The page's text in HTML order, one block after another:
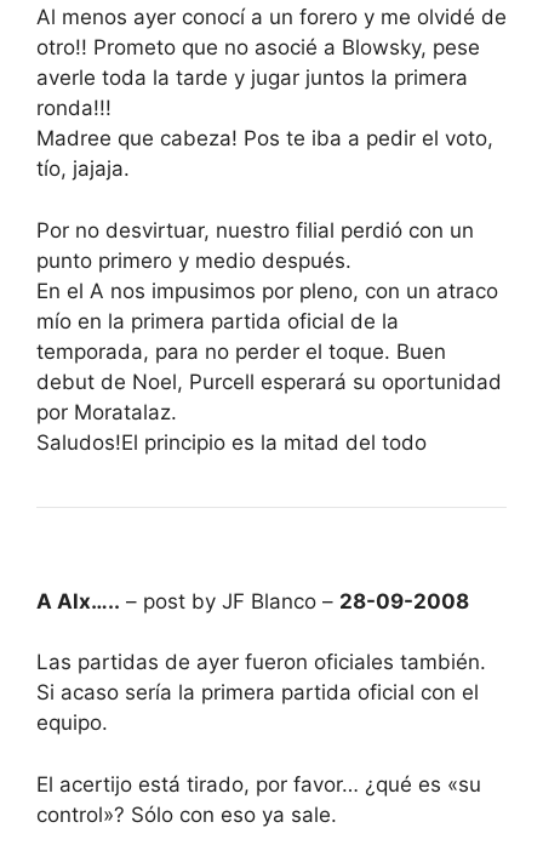
Al menos ayer conocí a un forero y me olvidé de
otro!! Prometo que no asocié a Blowsky, pese
averle toda la tarde y jugar juntos la primera
ronda!!!
Madree que cabeza! Pos te iba a pedir el voto,
tío, jajaja.
Por no desvirtuar, nuestro filial perdió con un
punto primero y medio después.
En el A nos impusimos por pleno, con un atraco
mío en la primera partida oficial de la
temporada, para no perder el toque. Buen
debut de Noel, Purcell esperará su oportunidad
por Moratalaz.
Saludos!El principio es la mitad del todo
A Alx….. – post by JF Blanco – 28-09-2008
Las partidas de ayer fueron oficiales también.
Si acaso sería la primera partida oficial con el
equipo.
El acertijo está tirado, por favor… ¿qué es «su
control»? Sólo con eso ya sale.